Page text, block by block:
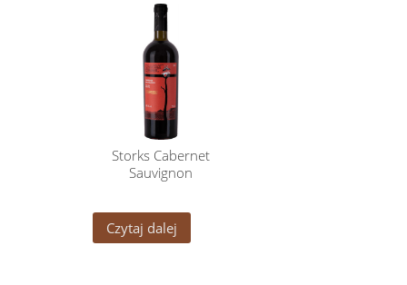
Storks Cabernet
Sauvignon
Czytaj dalej